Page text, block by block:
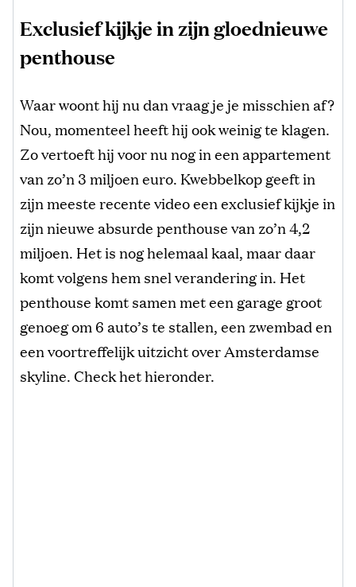
Exclusief kijkje in zijn gloednieuwe
penthouse
Waar woont hij nu dan vraag je je misschien af?
Nou, momenteel heeft hij ook weinig te klagen.
Zo vertoeft hij voor nu nog in een appartement
van zo’n 3 miljoen euro. Kwebbelkop geeft in
zijn meeste recente video een exclusief kijkje in
zijn nieuwe absurde penthouse van zo’n 4,2
miljoen. Het is nog helemaal kaal, maar daar
komt volgens hem snel verandering in. Het
penthouse komt samen met een garage groot
genoeg om 6 auto’s te stallen, een zwembad en
een voortreffelijk uitzicht over Amsterdamse
skyline. Check het hieronder.